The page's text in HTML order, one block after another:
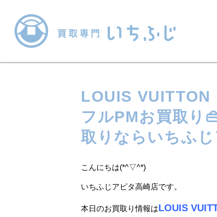
LOUIS VUITTON
フルPMお買取り
取りならいちふ
こんにちは(*^▽^*)
いちふじアピタ高崎店です。
本日のお買取り情報はLOUIS